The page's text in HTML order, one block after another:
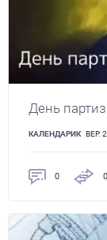
День
КАЛЕНДАРИК ВЕР.
0 0